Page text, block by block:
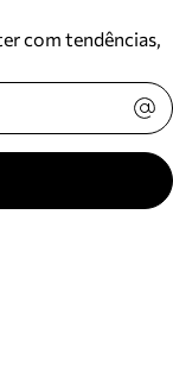
com tendências,